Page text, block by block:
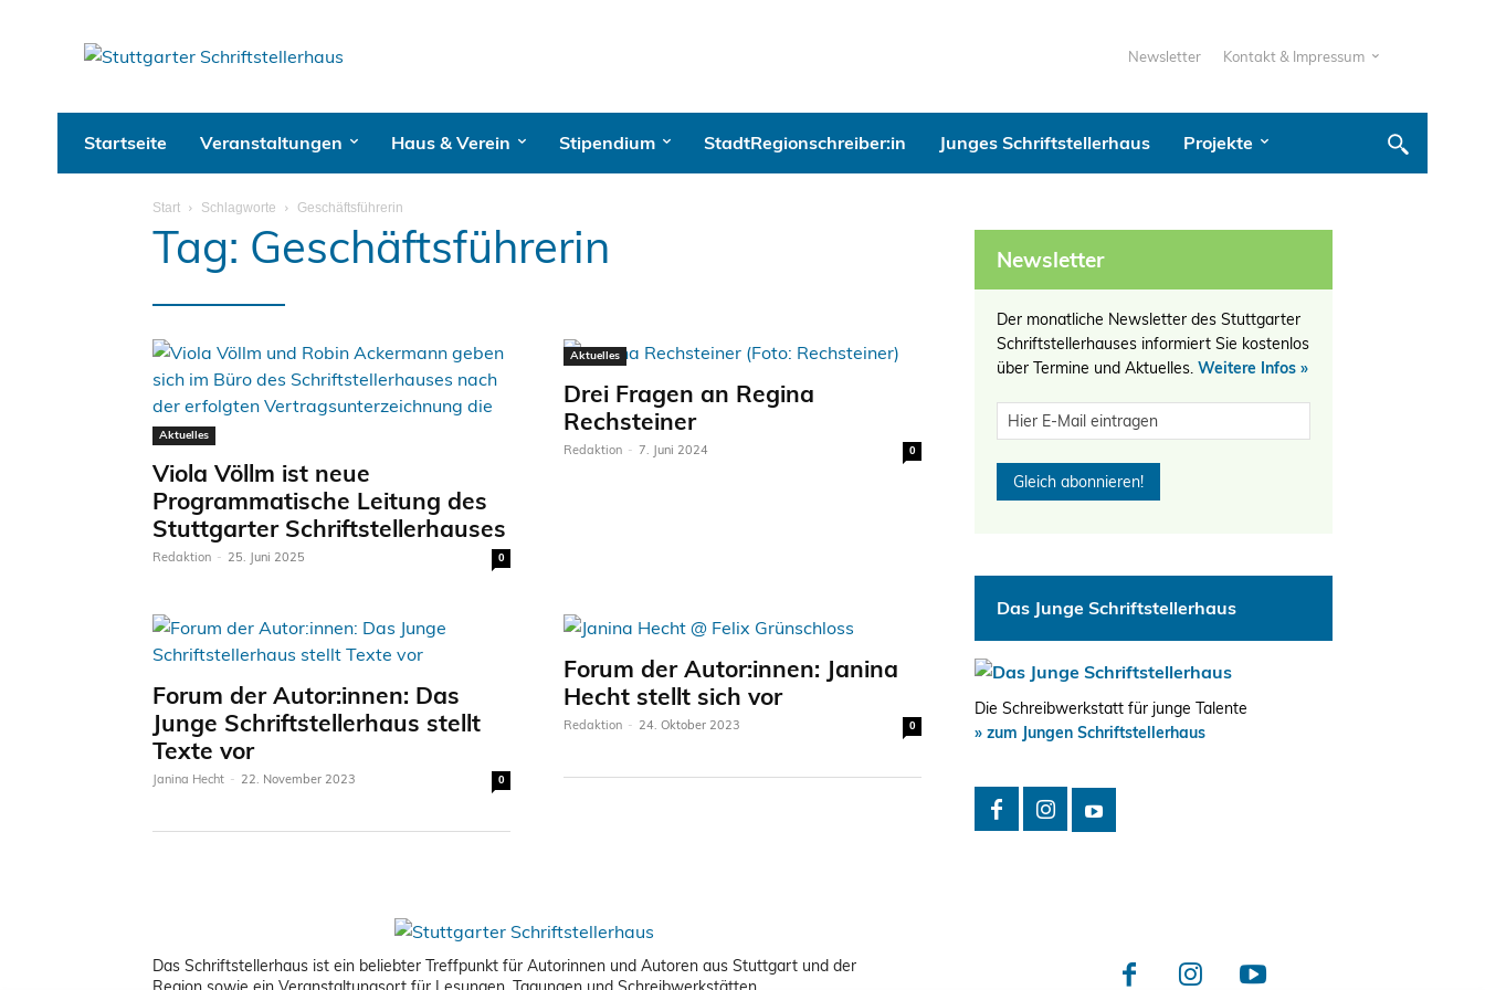
Newsletter Kontakt & Impressum
Startseite Veranstaltungen Haus & Verein Stipendium StadtRegionschreiber:in Junges Schriftstellerhaus Projekte
Start Schlagworte Geschäftsführerin
Tag: Geschäftsführerin
Aktuelles
Viola Völlm ist neue
Programmatische Leitung des
Stuttgarter Schriftstellerhauses
Redaktion - 25. Juni 2025 0
Aktuelles
Drei Fragen an Regina
Rechsteiner
Redaktion - 7. Juni 2024 0
Forum der Autor:innen: Das
Junge Schriftstellerhaus stellt
Texte vor
Janina Hecht - 22. November 2023 0
Forum der Autor:innen: Janina
Hecht stellt sich vor
Redaktion - 24. Oktober 2023 0
Newsletter
Der monatliche Newsletter des Stuttgarter
Schriftstellerhauses informiert Sie kostenlos
über Termine und Aktuelles. Weitere Infos »
Das Junge Schriftstellerhaus
Die Schreibwerkstatt für junge Talente
» zum Jungen Schriftstellerhaus
Das Schriftstellerhaus ist ein beliebter Treffpunkt für Autorinnen und Autoren aus Stuttgart und der